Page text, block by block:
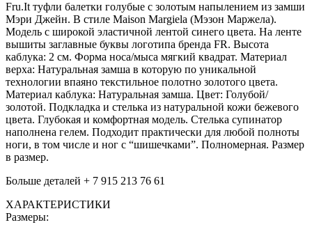
Fru.It туфли балетки голубые с золотым напылением из замши
Mэри Джейн. В стиле Maison Margiela (Мэзон Mаржела).
Модель с широкой эластичной лентой синего цвета. На ленте
вышиты заглавные буквы логотипа бренда FR. Высота
каблука: 2 см. Форма носа/мыса мягкий квадрат. Материал
верха: Натуральная замша в которую по уникальной
технологии впаяно текстильное полотно золотого цвета.
Материал каблука: Натуральная замша. Цвет: Голубой/
золотой. Подкладка и стелька из натуральной кожи бежевого
цвета. Глубокая и комфортная модель. Cтелька супинатор
наполнена гелем. Подходит практически для любой полноты
ноги, в том числе и ног с “шишечками”. Полномерная. Размер
в размер.
Больше деталей + 7 915 213 76 61
ХАРАКТЕРИСТИКИ
Размеры: